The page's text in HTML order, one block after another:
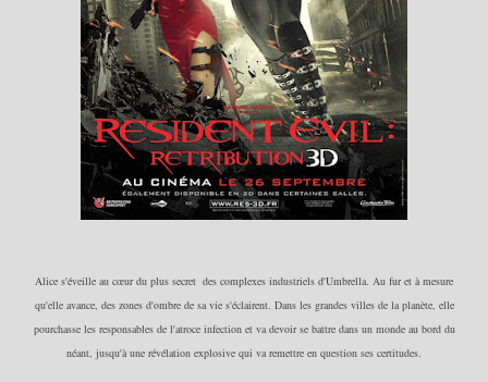
Alice s'éveille au cœur du plus secret des complexes industriels d'Umbrella. Au fur et à mesure
qu'elle avance, des zones d'ombre de sa vie s'éclairent. Dans les grandes villes de la planète, elle
pourchasse les responsables de l'atroce infection et va devoir se battre dans un monde au bord du
néant, jusqu'à une révélation explosive qui va remettre en question ses certitudes.